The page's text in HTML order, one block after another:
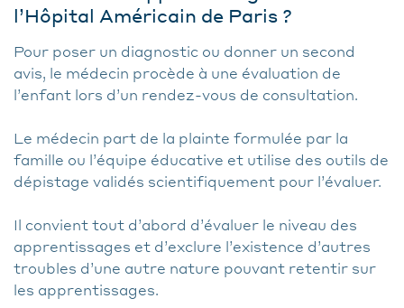
l’Hôpital Américain de Paris ?
Pour poser un diagnostic ou donner un second
avis, le médecin procède à une évaluation de
l’enfant lors d’un rendez-vous de consultation.
Le médecin part de la plainte formulée par la
famille ou l’équipe éducative et utilise des outils de
dépistage validés scientifiquement pour l’évaluer.
Il convient tout d’abord d’évaluer le niveau des
apprentissages et d’exclure l’existence d’autres
troubles d’une autre nature pouvant retentir sur
les apprentissages.